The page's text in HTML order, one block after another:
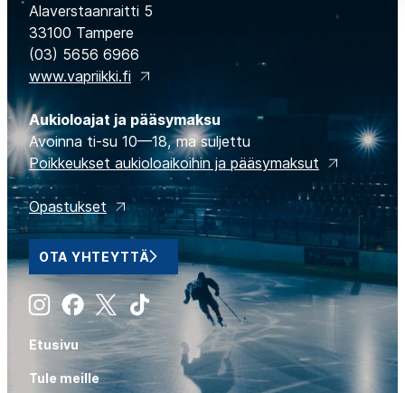
Alaverstaanraitti 5
33100 Tampere
(03) 5656 6966
www.vapriikki.fi
Aukioloajat ja pääsymaksu
Avoinna ti-su 10—18, ma suljettu
Poikkeukset aukioloaikoihin ja pääsymaksut
Opastukset
OTA YHTEYTTÄ
InstagramFacebook
X Tiktok
Etusivu
Tule meille